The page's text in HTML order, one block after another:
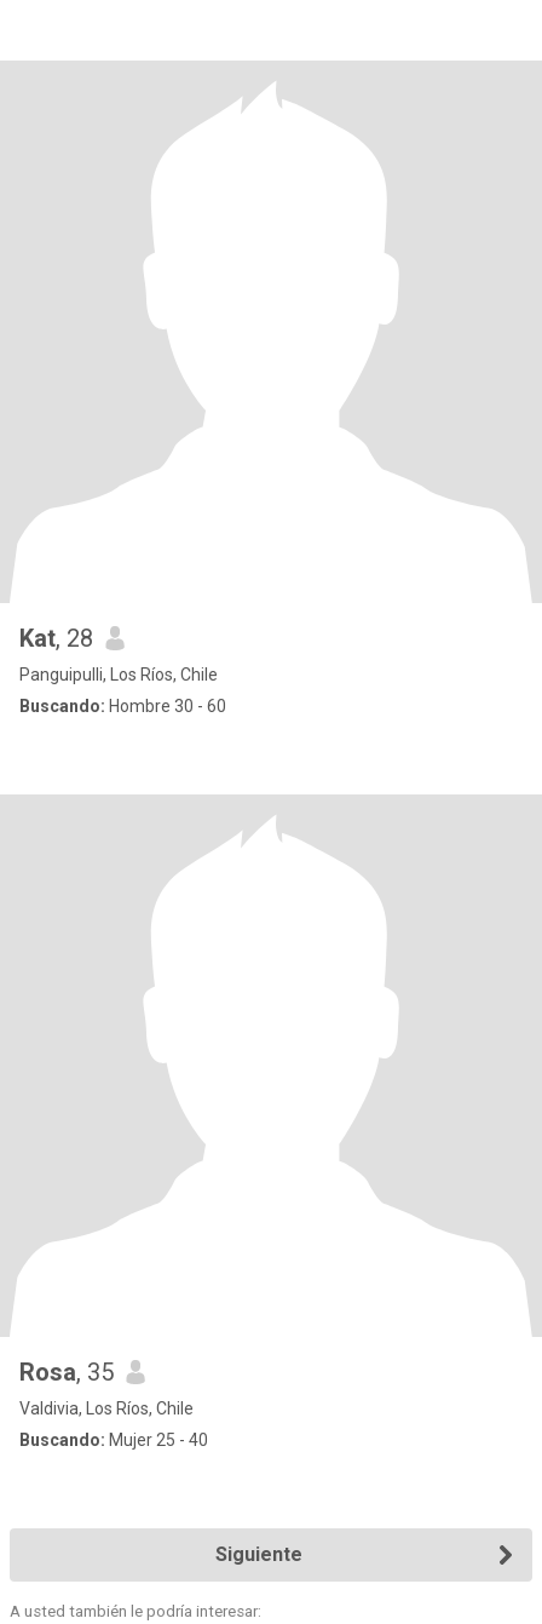
Kat, 28
Panguipulli, Los Ríos, Chile
Buscando: Hombre 30 - 60
Rosa, 35
Valdivia, Los Ríos, Chile
Buscando: Mujer 25 - 40
Siguiente
A usted también le podría interesar: